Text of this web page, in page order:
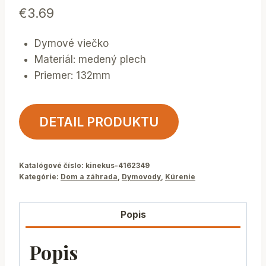
€3.69
Dymové viečko
Materiál: medený plech
Priemer: 132mm
DETAIL PRODUKTU
Katalógové číslo: kinekus-4162349
Kategórie: Dom a záhrada, Dymovody, Kúrenie
Popis
Popis